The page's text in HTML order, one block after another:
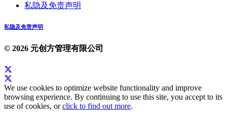
私隐及免责声明
私隐及免责声明
© 2026 元创方管理有限公司
We use cookies to optimize website functionality and improve
browsing experience. By continuing to use this site, you accept to its
use of cookies, orclick to find out more.